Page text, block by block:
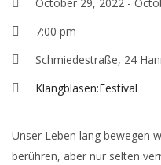
7:00 pm
Schmiedestraße, 24
Klangblasen:Festival
Unser Leben lang bewegen
berühren, aber nur selten